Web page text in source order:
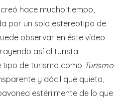
hace mucho tiempo,
por un solo estereotipo de
observar en éste vídeo
así al turista.
tipo de turismo como Turismo
y dócil que quieta,
estérilmente de lo que